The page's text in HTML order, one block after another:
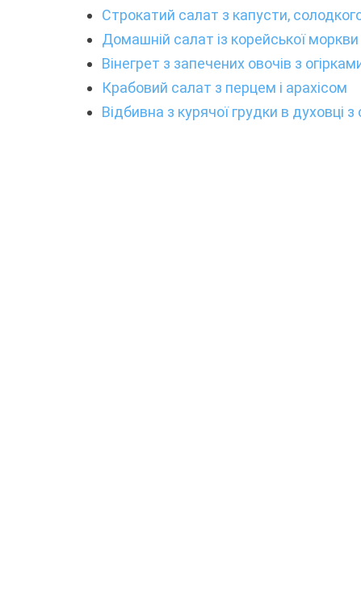
Строкатий салат з капусти,
Домашній салат із корейської моркви
Вінегрет з запечених овочів з
Крабовий салат з перцем і арахісом
Відбивна з курячої грудки в духовці з